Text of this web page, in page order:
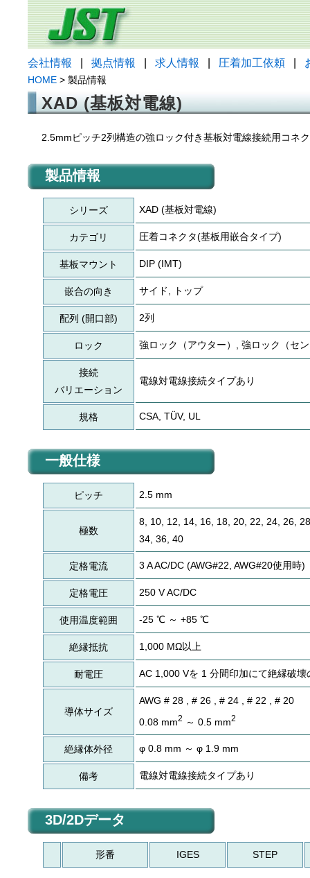
会社情報 拠点情報 求人情報 圧着加工依頼
HOME > 製品情報
XAD (基板対電線)
2.5mmピッチ2列構造の強ロック付き基板対電線接続用コネ
製品情報
シリーズ XAD (基板対電線)
カテゴリ 圧着コネクタ(基板用嵌合タイプ)
基板マウント DIP (IMT)
嵌合の向き サイド, トップ
配列 (開口部) 2列
ロック 強ロック（アウター）, 強ロック（セ
接続
バリエーション
電線対電線接続タイプあり
規格 CSA, TÜV, UL
一般仕様
ピッチ 2.5 mm
極数
8, 10, 12, 14, 16, 18, 20, 22, 24, 26,
34, 36, 40
定格電流 3 A AC/DC (AWG#22, AWG#20使用時)
定格電圧 250 V AC/DC
使用温度範囲 -25 ℃ ～ +85 ℃
絶縁抵抗 1,000 MΩ以上
耐電圧 AC 1,000 Vを 1 分間印加にて絶縁破壊
導体サイズ
AWG # 28 , # 26 , # 24 , # 22 , # 20
0.08 mm2 ～ 0.5 mm2
絶縁体外径 φ 0.8 mm ～ φ 1.9 mm
備考 電線対電線接続タイプあり
3D/2Dデータ
形番 IGES STEP